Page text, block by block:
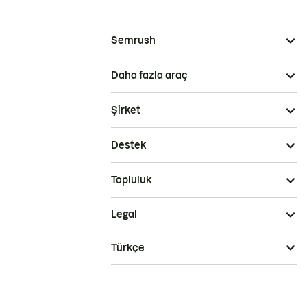
Semrush
Daha fazla araç
Şirket
Destek
Topluluk
Legal
Türkçe